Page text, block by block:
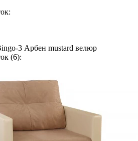
3 Арбен mustard велюр
(6):